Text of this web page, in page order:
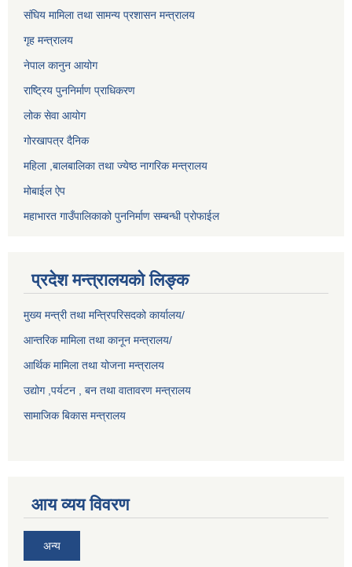
संघिय मामिला तथा सामन्य प्रशासन मन्त्रालय
गृह मन्त्रालय
नेपाल कानुन आयोग
राष्ट्रिय पुननिर्माण प्राधिकरण
लोक सेवा आयोग
गोरखापत्र दैनिक
महिला ,बालबालिका तथा ज्येष्ठ नागरिक मन्त्रालय
मोबाईल ऐप
महाभारत गाउँपालिकाको पुननिर्माण सम्बन्धी प्रोफाईल
प्रदेश मन्त्रालयको लिङ्क
मुख्य मन्त्री तथा मन्त्रिपरिसदको कार्यालय/
आन्तरिक मामिला तथा कानून मन्त्रालय/
आर्थिक मामिला तथा योजना मन्त्रालय
उद्योग ,पर्यटन , बन तथा वातावरण मन्त्रालय
सामाजिक बिकास मन्त्रालय
आय व्यय विवरण
अन्य